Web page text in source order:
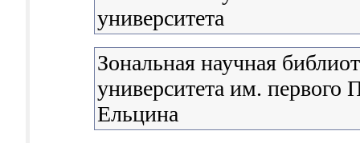
университета
Зональная научная
университета им. первого
Ельцина